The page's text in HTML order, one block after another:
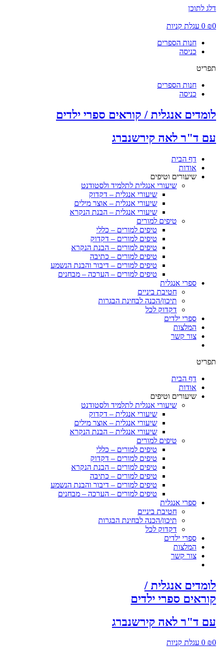
דלג לתוכן
₪0
0 עגלת קניות
חנות הספרים
כניסה
תפריט
חנות הספרים
כניסה
לומדים אנגלית / קוראים ספרי ילדים
עם ד"ר לאה קירשנברג
דף הבית
אודות
שיעורים וטיפים
שיעורי אנגלית לתלמיד ולסטודנט
שיעורי אנגלית – דקדוק
שיעורי אנגלית – אוצר מילים
שיעורי אנגלית – הבנת הנקרא
טיפים למורים
טיפים למורים – כללי
טיפים למורים – דקדוק
טיפים למורים – הבנת הנקרא
טיפים למורים – כתיבה
טיפים למורים – דיבור והבנת הנשמע
טיפים למורים – הערכה – מבחנים
ספרי אנגלית
חטיבת ביניים
תיכון/הכנה לבחינת הבגרות
דקדוק לכל
ספרי ילדים
המלצות
צור קשר
תפריט
דף הבית
אודות
שיעורים וטיפים
שיעורי אנגלית לתלמיד ולסטודנט
שיעורי אנגלית – דקדוק
שיעורי אנגלית – אוצר מילים
שיעורי אנגלית – הבנת הנקרא
טיפים למורים
טיפים למורים – כללי
טיפים למורים – דקדוק
טיפים למורים – הבנת הנקרא
טיפים למורים – כתיבה
טיפים למורים – דיבור והבנת הנשמע
טיפים למורים – הערכה – מבחנים
ספרי אנגלית
חטיבת ביניים
תיכון/הכנה לבחינת הבגרות
דקדוק לכל
ספרי ילדים
המלצות
צור קשר
לומדים אנגלית /
קוראים ספרי ילדים
עם ד"ר לאה קירשנברג
₪0
0 עגלת קניות